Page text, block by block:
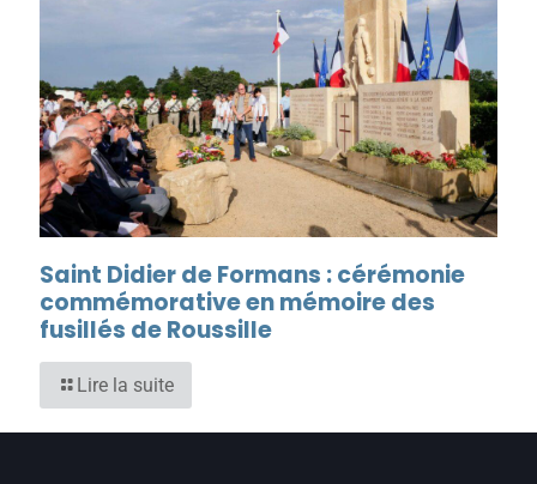
Saint Didier de Formans : cérémonie
commémorative en mémoire des
fusillés de Roussille
Lire la suite